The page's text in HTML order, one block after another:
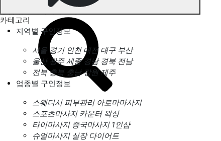
카테고리
지역별 구인정보
서울 경기 인천 대전 대구 부산
울산 광주 세종 경남 경북 전남
전북 충북 충남 강원 제주
업종별 구인정보
스웨디시 피부관리 아로마마사지
스포츠마사지 카운터 왁싱
타이마사지 중국마사지 1인샵
슈얼마사지 실장 다이어트